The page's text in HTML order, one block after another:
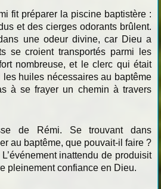
fit préparer la piscine baptistère :
et des cierges odorants brûlent.
une odeur divine, car Dieu a
se croient transportés parmi les
nombreuse, et le clerc qui était
huiles nécessaires au baptême
à se frayer un chemin à travers
de Rémi. Se trouvant dans
au baptême, que pouvait-il faire ?
inattendu de produisit
pleinement confiance en Dieu.